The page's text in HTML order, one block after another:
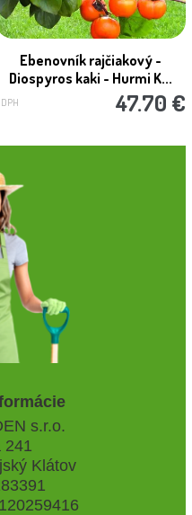
Ebenovník rajčiakový -
Diospyros kaki - Hurmi K...
47.70 €
s.r.o.
241
Klátov